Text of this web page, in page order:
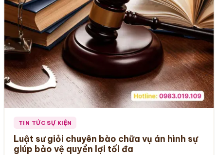
TIN TỨC SỰ KIỆN
Luật sư giỏi chuyên bào chữa vụ án hình sự
giúp bảo vệ quyền lợi tối đa